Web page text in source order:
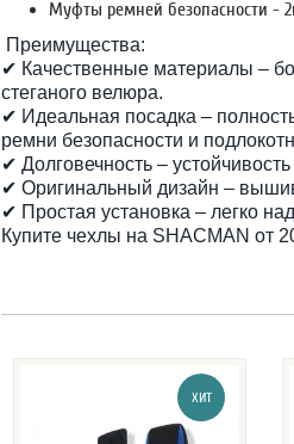
Муфты ремней безопасности -
Преимущества:
✔ Качественные материалы –
стеганого велюра.
✔ Идеальная посадка –
ремни безопасности и
✔ Долговечность –
✔ Оригинальный дизайн –
✔ Простая установка – легко
Купите чехлы на SHACMAN от
ХИТ